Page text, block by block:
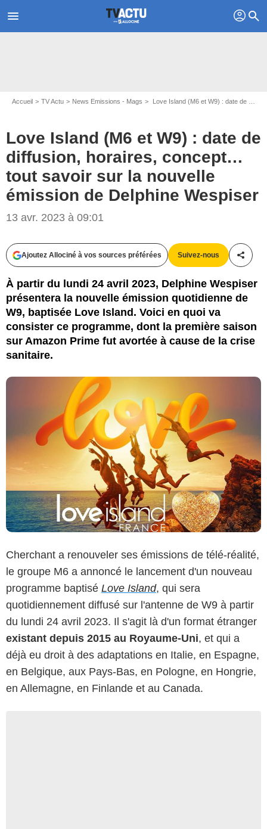
menu profil search
Accueil TV Actu News Emissions - Mags Love Island (M6 et W9) : date de diffusion, horaires, concept… tout savoir sur la nouvelle émission de Delphine Wespiser
Love Island (M6 et W9) : date de
diffusion, horaires, concept…
tout savoir sur la nouvelle
émission de Delphine Wespiser
13 avr. 2023 à 09:01
Ajoutez Allociné à vos sources préférées Suivez-nous
À partir du lundi 24 avril 2023, Delphine Wespiser
présentera la nouvelle émission quotidienne de
W9, baptisée Love Island. Voici en quoi va
consister ce programme, dont la première saison
sur Amazon Prime fut avortée à cause de la crise
sanitaire.
Cherchant a renouveler ses émissions de télé-réalité,
le groupe M6 a annoncé le lancement d'un nouveau
programme baptisé Love Island, qui sera
quotidiennement diffusé sur l'antenne de W9 à partir
du lundi 24 avril 2023. Il s'agit là d'un format étranger
existant depuis 2015 au Royaume-Uni, et qui a
déjà eu droit à des adaptations en Italie, en Espagne,
en Belgique, aux Pays-Bas, en Pologne, en Hongrie,
en Allemagne, en Finlande et au Canada.